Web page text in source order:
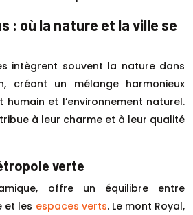
: où la nature et la ville se
intègrent souvent la nature dans
créant un mélange harmonieux
humain et l’environnement naturel.
à leur charme et à leur qualité
verte
offre un équilibre entre
et les espaces verts. Le mont Royal,